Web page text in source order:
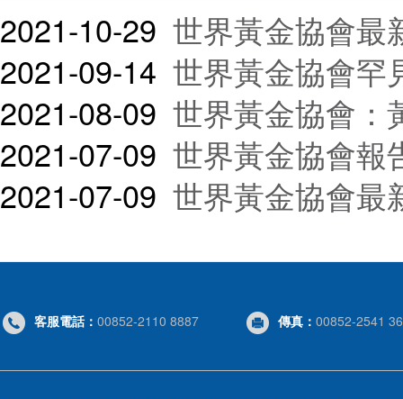
2021-10-29 世界黃金協會最
2021-09-14 世界黃金協會罕見強調
2021-08-09 世界黃金協會：
2021-07-09 世界黃金協會報告
2021-07-09 世界黃金協會最
客服電話： 00852-2110 8887 傳真： 00852-2541